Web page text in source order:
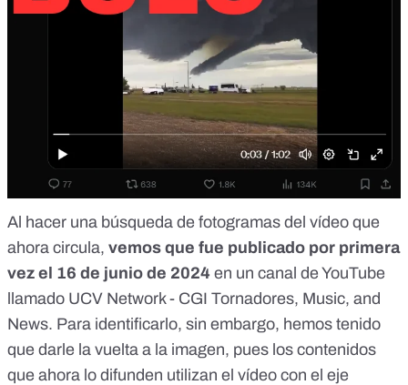
Al hacer una búsqueda de fotogramas del vídeo que
ahora circula, vemos que fue publicado por primera
vez el 16 de junio de 2024 en un canal de YouTube
llamado UCV Network - CGI Tornadores, Music, and
News. Para identificarlo, sin embargo, hemos tenido
que darle la vuelta a la imagen, pues los contenidos
que ahora lo difunden utilizan el vídeo con el eje